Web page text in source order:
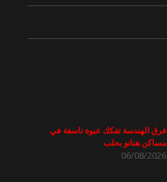
فرق الهندسة تفكك عبوة ناسفة في
مساكن هنانو بحلب
06/08/2026